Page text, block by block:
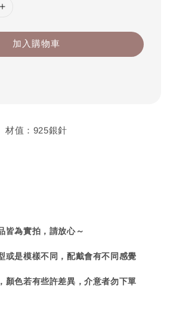
加入購物車
材值：925銀針
皆為實拍，請放心～
或是模樣不同，配戴會有不同感覺
顏色若有些許差異，介意者勿下單